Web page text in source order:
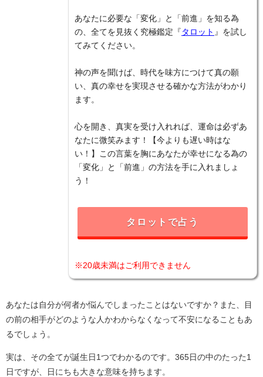
あなたに必要な「変化」と「前進」を知る為
の、全てを見抜く究極鑑定『 タロット 』を試し
てみてください。
神の声を聞けば、時代を味方につけて真の願
い、真の幸せを実現させる確かな方法がわかり
ます。
心を開き、真実を受け入れれば、運命は必ずあ
なたに微笑みます！【今よりも遅い時はな
い！】この言葉を胸にあなたが幸せになる為の
「変化」と「前進」の方法を手に入れましょ
う！
タロットで占う
※20歳未満はご利用できません
あなたは自分が何者か悩んでしまったことはないですか？また、目
の前の相手がどのような人かわからなくなって不安になることもあ
るでしょう。
実は、その全てが誕生日1つでわかるのです。365日の中のたった1
日ですが、日にちも大きな意味を持ちます。